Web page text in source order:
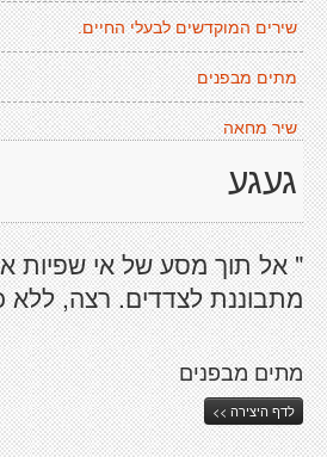
שירים המוקדשים לבעלי החיים.
מתים מבפנים
שיר מחאה
געגע
" אל תוך מסע של אי שפיות
מתבוננת לצדדים. רצה, ללא
מתים מבפנים
לדף היצירה >>